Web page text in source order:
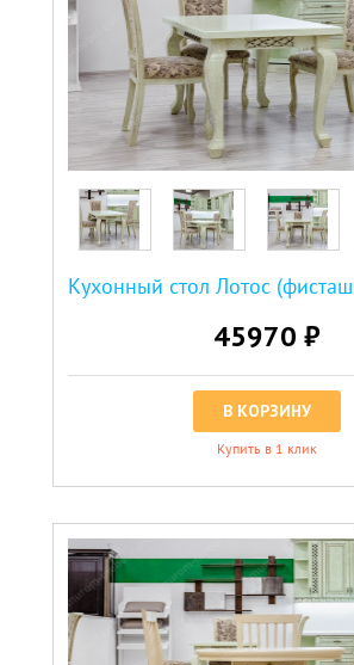
45970 ₽
В КОРЗИНУ
Купить в 1 клик